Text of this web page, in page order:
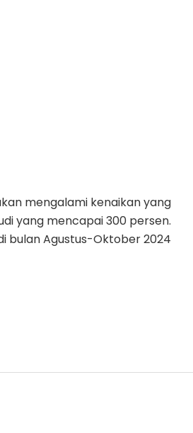
mengalami kenaikan yang
yang mencapai 300 persen.
bulan Agustus-Oktober 2024